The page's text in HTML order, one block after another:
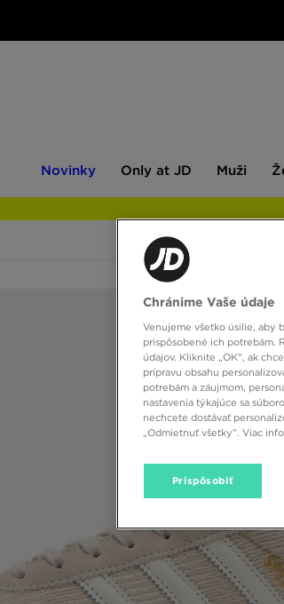
Novinky
JD
Only at JD Muži
Chránime Vaše údaje
Venujeme všetko úsilie, aby
prispôsobené ich potrebám.
údajov. Kliknite „OK”, ak
prípravu obsahu
potrebám a záujmom,
nastavenia týkajúce sa
nechcete dostávať
„Odmietnuť všetky”. Viac
Prispôsobiť